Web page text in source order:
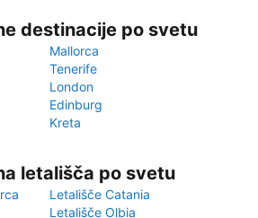
destinacije po svetu
Mallorca
Tenerife
London
Edinburg
Kreta
letališča po svetu
Letališče Catania
Letališče Olbia